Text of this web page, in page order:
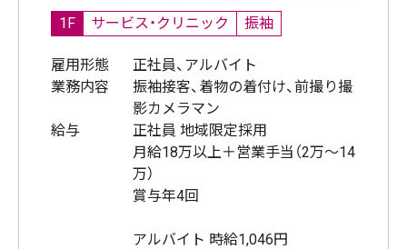
1F サービス・クリニック 振袖
雇用形態
正社員、アルバイト
業務内容
振袖接客、着物の着付け、前撮り撮
影カメラマン
給与
正社員 地域限定採用
月給18万以上＋営業手当（2万〜14
万）
賞与年4回
アルバイト 時給1,046円